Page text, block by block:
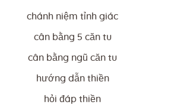
chánh niệm tỉnh giác
cân bằng 5 căn tu
cân bằng ngũ căn tu
hướng dẫn thiền
hỏi đáp thiền